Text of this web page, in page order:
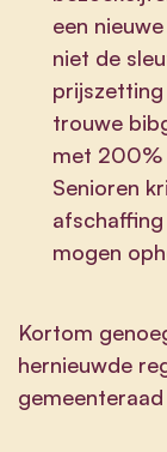
een
niet de
trouwe
met 200%
Senioren
mogen
Kortom
hernieuwde